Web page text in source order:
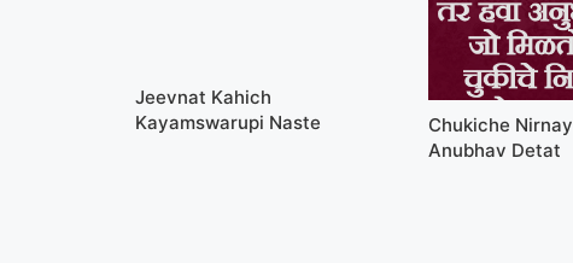
Jeevnat Kahich
Kayamswarupi Naste
Chukiche Nirnay
Anubhav Detat